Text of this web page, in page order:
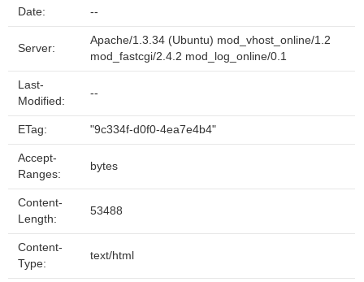
Date: --
Server:
Apache/1.3.34 (Ubuntu) mod_vhost_online/1.2
mod_fastcgi/2.4.2 mod_log_online/0.1
Last-
Modified:
--
ETag: "9c334f-d0f0-4ea7e4b4"
Accept-
Ranges:
bytes
Content-
Length:
53488
Content-
Type:
text/html